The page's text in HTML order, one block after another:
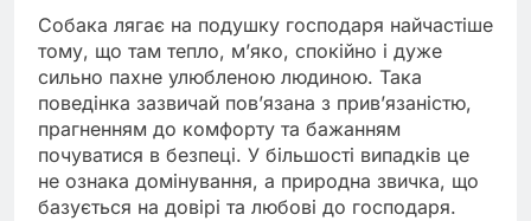
Собака лягає на подушку господаря найчастіше
тому, що там тепло, м’яко, спокійно і дуже
сильно пахне улюбленою людиною. Така
поведінка зазвичай пов’язана з прив’язаністю,
прагненням до комфорту та бажанням
почуватися в безпеці. У більшості випадків це
не ознака домінування, а природна звичка, що
базується на довірі та любові до господаря.